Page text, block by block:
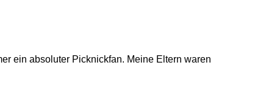
ein absoluter Picknickfan. Meine Eltern waren